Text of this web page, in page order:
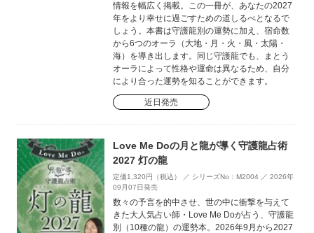
情報を幅広く掲載。この一冊が、あなたの2027
年をより幸せに過ごすための道しるべとなるで
しょう。本書は守護龍別の運勢に加え、宿命数
から6つのオーラ（大地・月・火・風・太陽・
海）を導き出します。同じ守護龍でも、まとう
オーラによって性格や運命は異なるため、自分
により合った運勢を知ることができます。
近日発売
Love Me Doの月と龍が導く守護龍占術
2027 灯の龍
定価1,320円（税込） ／ シリーズNo：M2004 ／ 2026年
09月07日発売
数々の予言を的中させ、世の中に衝撃を与えて
きた大人気占い師・Love Me Doが占う、守護龍
別（10種の龍）の運勢本。2026年9月から2027